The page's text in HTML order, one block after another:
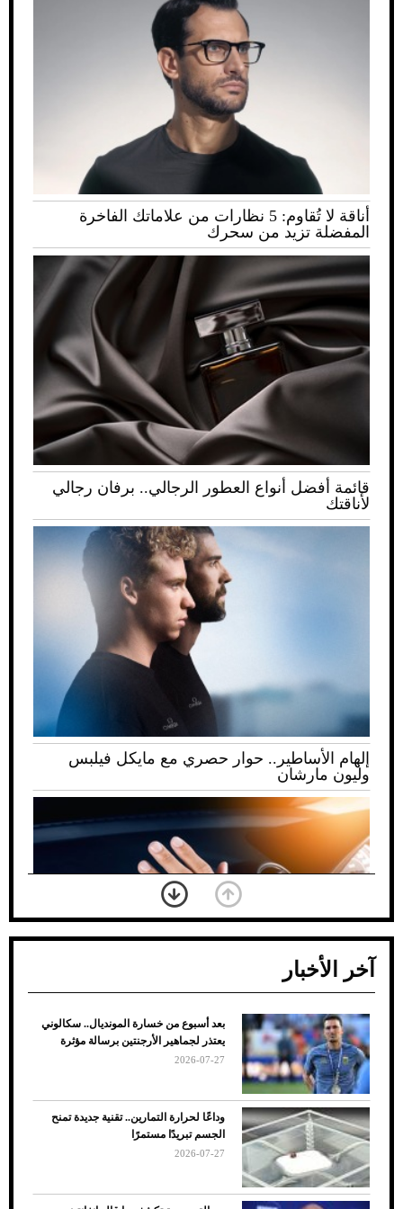
أناقة لا تُقاوم: 5 نظارات من علاماتك الفاخرة
المفضلة تزيد من سحرك
قائمة أفضل أنواع العطور الرجالي.. برفان رجالي
لأناقتك
إلهام الأساطير.. حوار حصري مع مايكل فيلبس
وليون مارشان
ضعف تبريد مكيف السيارة عند الوقوف.. أشهر
الأسباب والحلول
آخر الأخبار
بعد أسبوع من خسارة المونديال.. سكالوني
يعتذر لجماهير الأرجنتين برسالة مؤثرة
2026-07-27
وداعًا لحرارة التمارين.. تقنية جديدة تمنح
الجسم تبريدًا مستمرًا
2026-07-27